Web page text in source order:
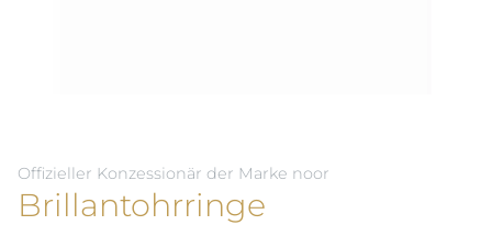
Offizieller Konzessionär der Marke noor
Brillantohrringe